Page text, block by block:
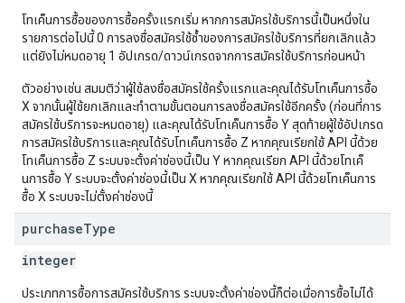
โทเค็นการซื้อของการซื้อครั้งแรกเริ่ม หากการสมัครใช้บริการนี้เป็นหนึ่งใน
รายการต่อไปนี้ 0 การลงชื่อสมัครใช้ซ้ำของการสมัครใช้บริการที่ยกเลิกแล้ว
แต่ยังไม่หมดอายุ 1 อัปเกรด/ดาวน์เกรดจากการสมัครใช้บริการก่อนหน้า
ตัวอย่างเช่น สมมติว่าผู้ใช้ลงชื่อสมัครใช้ครั้งแรกและคุณได้รับโทเค็นการซื้อ
X จากนั้นผู้ใช้ยกเลิกและทำตามขั้นตอนการลงชื่อสมัครใช้อีกครั้ง (ก่อนที่การ
สมัครใช้บริการจะหมดอายุ) และคุณได้รับโทเค็นการซื้อ Y สุดท้ายผู้ใช้อัปเกรด
การสมัครใช้บริการและคุณได้รับโทเค็นการซื้อ Z หากคุณเรียกใช้ API นี้ด้วย
โทเค็นการซื้อ Z ระบบจะตั้งค่าช่องนี้เป็น Y หากคุณเรียก API นี้ด้วยโทเค็
นการซื้อ Y ระบบจะตั้งค่าช่องนี้เป็น X หากคุณเรียกใช้ API นี้ด้วยโทเค็นการ
ซื้อ X ระบบจะไม่ตั้งค่าช่องนี้
purchaseType
integer
ประเภทการซื้อการสมัครใช้บริการ ระบบจะตั้งค่าช่องนี้ก็ต่อเมื่อการซื้อไม่ได้